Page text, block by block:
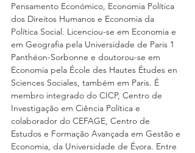
Pensamento Económico, Economia Política
dos Direitos Humanos e Economia da
Política Social. Licenciou-se em Economia e
em Geografia pela Universidade de Paris 1
Panthéon-Sorbonne e doutorou-se em
Economia pela École des Hautes Études en
Sciences Sociales, também em Paris. É
membro integrado do CICP, Centro de
Investigação em Ciência Política e
colaborador do CEFAGE, Centro de
Estudos e Formação Avançada em Gestão e
Economia, da Universidade de Évora. Entre